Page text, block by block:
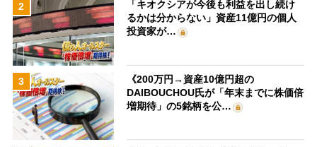
2
「キオクシアが今後も利益を出し続け
るかは分からない」資産11億円の個人
投資家が…
3
《200万円→資産10億円超の
DAIBOUCHOU氏が「年末までに株価倍
増期待」の5銘柄を公…